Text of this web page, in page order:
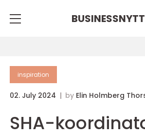
inspiration
02. July 2024 by Elin Holmberg
SHA-